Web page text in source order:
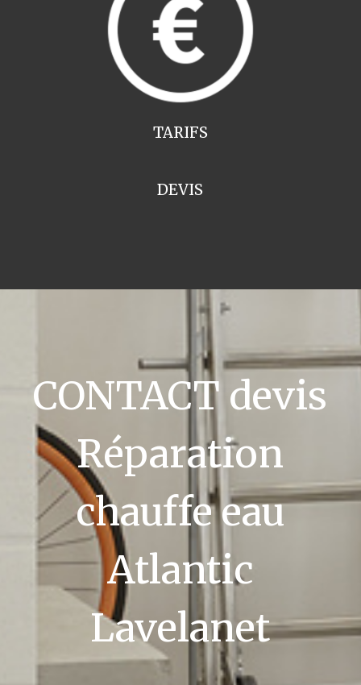
TARIFS
DEVIS
CONTACT devis
Réparation
chauffe eau
Atlantic
Lavelanet